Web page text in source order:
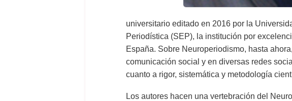
universitario editado en 2016 por la
Periodística (SEP), la institución por
España. Sobre Neuroperiodismo, hasta
comunicación social y en diversas redes
cuanto a rigor, sistemática y metodología
Los autores hacen una vertebración del